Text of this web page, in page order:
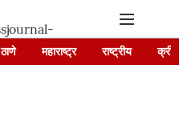
ठाणे महाराष्ट्र राष्ट्रीय